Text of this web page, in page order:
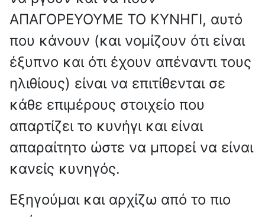
ΑΠΑΓΟΡΕΥΟΥΜΕ ΤΟ ΚΥΝΗΓΙ, αυτό
που κάνουν (και νομίζουν ότι είναι
έξυπνο και ότι έχουν απέναντι τους
ηλιθίους) είναι να επιτίθενται σε
κάθε επιμέρους στοιχείο που
απαρτίζει το κυνήγι και είναι
απαραίτητο ώστε να μπορεί να είναι
κανείς κυνηγός.
Εξηγούμαι και αρχίζω από το πιο